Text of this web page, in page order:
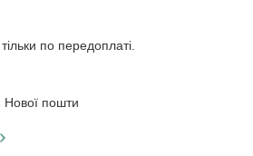
по передоплаті.
Нової пошти